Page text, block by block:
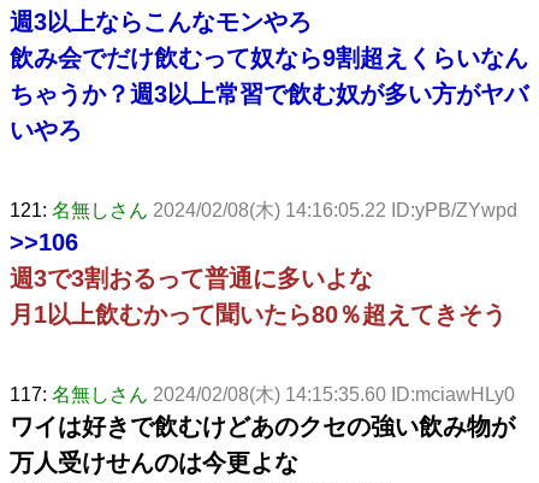
週3以上ならこんなモンやろ
飲み会でだけ飲むって奴なら9割超えくらいなん
ちゃうか？週3以上常習で飲む奴が多い方がヤバ
いやろ
121: 名無しさん 2024/02/08(木) 14:16:05.22 ID:yPB/ZYwpd
>>106
週3で3割おるって普通に多いよな
月1以上飲むかって聞いたら80％超えてきそう
117: 名無しさん 2024/02/08(木) 14:15:35.60 ID:mciawHLy0
ワイは好きで飲むけどあのクセの強い飲み物が
万人受けせんのは今更よな